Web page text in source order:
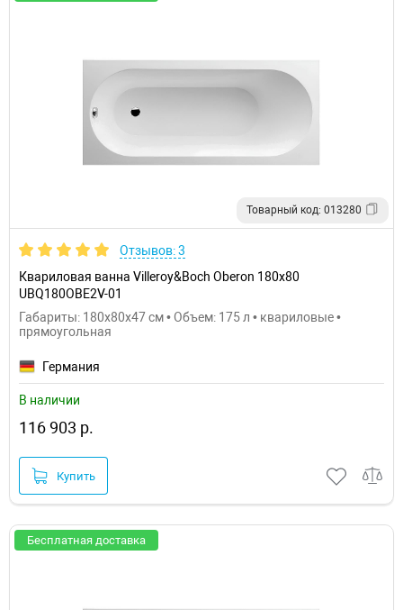
Товарный код: 013280
Отзывов: 3
Квариловая ванна Villeroy&Boch Oberon 180x80
UBQ180OBE2V-01
Габариты: 180x80x47 см • Объем: 175 л • квариловые •
прямоугольная
Германия
В наличии
116 903 р.
Купить
Бесплатная доставка